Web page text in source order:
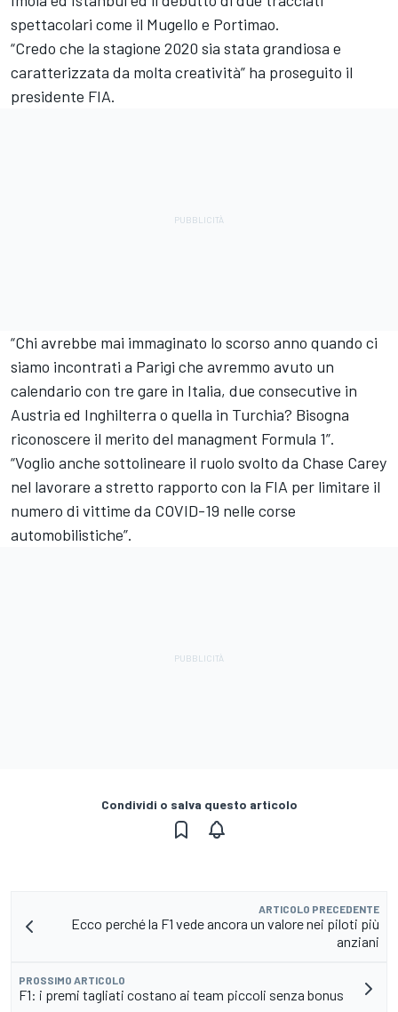
spettacolari come il Mugello e Portimao.
“Credo che la stagione 2020 sia stata grandiosa e
caratterizzata da molta creatività” ha proseguito il
presidente FIA.
“Chi avrebbe mai immaginato lo scorso anno quando ci
siamo incontrati a Parigi che avremmo avuto un
calendario con tre gare in Italia, due consecutive in
Austria ed Inghilterra o quella in Turchia? Bisogna
riconoscere il merito del managment Formula 1”.
“Voglio anche sottolineare il ruolo svolto da Chase Carey
nel lavorare a stretto rapporto con la FIA per limitare il
numero di vittime da COVID-19 nelle corse
automobilistiche”.
Condividi o salva questo articolo
ARTICOLO PRECEDENTE
Ecco perché la F1 vede ancora un valore nei piloti più
anziani
PROSSIMO ARTICOLO
F1: i premi tagliati costano ai team piccoli senza bonus